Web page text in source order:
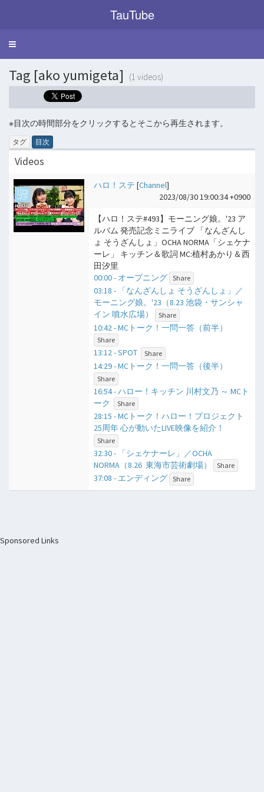
TauTube
Toggle
Tag [ako yumigeta] (1 videos)
※目次の時間部分をクリックするとそこから再生されます。
タグ 目次
Videos
ハロ！ステ [Channel]
2023/08/30 19:00:34 +0900
【ハロ！ステ#493】モーニング娘。'23 ア
ルバム 発売記念ミニライブ 「なんざんし
ょ そうざんしょ」OCHA NORMA「シェケナ
ーレ」 キッチン＆歌詞 MC:植村あかり＆西
田汐里
00:00 - オープニング Share
03:18 - 「なんざんしょ そうざんしょ」／
モーニング娘。'23（8.23 池袋・サンシャ
イン 噴水広場）
Share
10:42 - MCトーク！一問一答（前半）
Share
13:12 - SPOT Share
14:29 - MCトーク！一問一答（後半）
Share
16:54 - ハロー！キッチン 川村文乃 ～ MCト
ーク
Share
28:15 - MCトーク！ハロー！プロジェクト
25周年 心が動いたLIVE映像を紹介！
Share
32:30 - 「シェケナーレ」／OCHA
NORMA（8.26 東海市芸術劇場）
Share
37:08 - エンディング Share
Sponsored Links